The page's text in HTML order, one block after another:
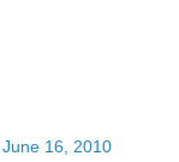
16, 2010